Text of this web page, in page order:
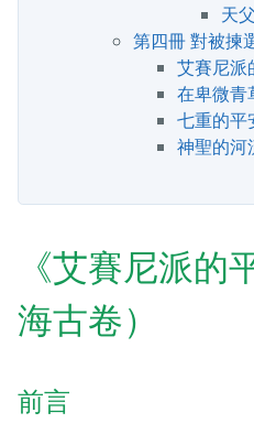
天父
第四冊 對被揀
艾賽尼派
在卑微青
七重的平
神聖的河
《艾賽尼派的
海古卷）
前言